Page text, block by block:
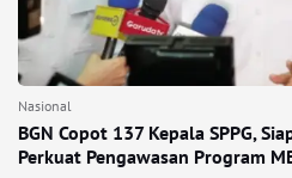
Nasional
BGN Copot 137 Kepala SPPG,
Perkuat Pengawasan Program